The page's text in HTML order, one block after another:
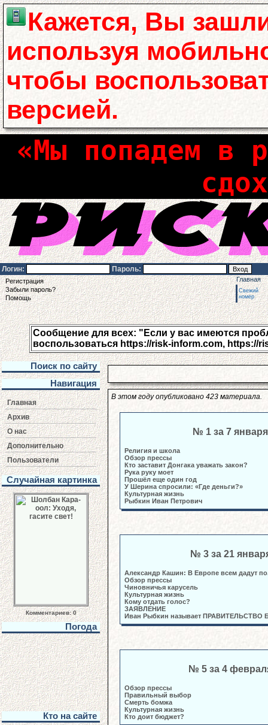
Кажется, Вы
используя
чтобы
версией.
«Мы попадем в
Логин: Пароль:
Регистрация
Забыли пароль?
Помощь
Главная
Свежий
номер
Сообщение для всех: "Если у вас имеются
воспользоваться https://risk-inform.com,
Поиск по сайту
Навигация
Главная
Архив
О нас
Дополнительно
Пользователи
Случайная картинка
Комментариев: 0
Погода
Кто на сайте
В этом году опубликовано 423 материала.
№ 1 за 7 января
Религия и школа
Обзор прессы
Кто заставит Донгака уважать закон?
Рука руку моет
Прошёл еще один год
У Шерина спросили: «Где деньги?»
Культурная жизнь
Рыбкин Иван Петрович
№ 3 за 21
Александр Кашин: В Европе всем дадут
Обзор прессы
Чиновничья карусель
Культурная жизнь
Кому отдать голос?
ЗАЯВЛЕНИЕ
Иван Рыбкин называет ПРАВИТЕЛЬСТВО
№ 5 за 4
Обзор прессы
Правильный выбор
Смерть бомжа
Культурная жизнь
Кто доит бюджет?